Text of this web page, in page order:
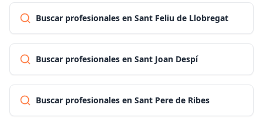
Buscar profesionales en Sant Feliu de Llobregat
Buscar profesionales en Sant Joan Despí
Buscar profesionales en Sant Pere de Ribes